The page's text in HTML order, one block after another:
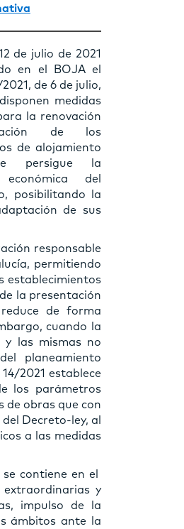
de julio de 2021
en el BOJA el
de 6 de julio,
medidas
la renovación
de los
de alojamiento
persigue la
económica del
posibilitando la
de sus
responsable
permitiendo
establecimientos
la presentación
de forma
cuando la
y las mismas no
planeamiento
2021 establece
los parámetros
de obras que con
Decreto-ley, al
a las medidas
contiene en el
extraordinarias y
impulso de la
ámbitos ante la